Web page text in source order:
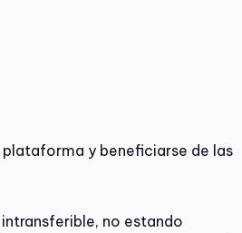
y beneficiarse de las
no estando